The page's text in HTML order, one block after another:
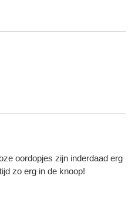
oordopjes zijn inderdaad erg
zo erg in de knoop!